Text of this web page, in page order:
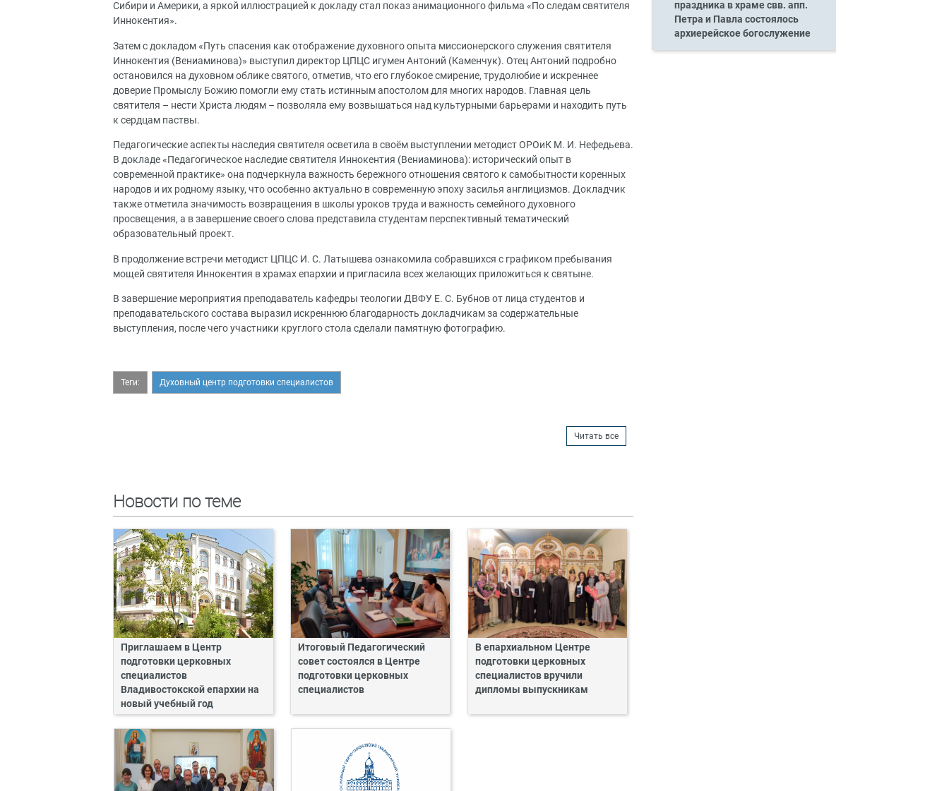
Сибири и Америки, а яркой иллюстрацией к докладу стал показ анимационного фильма «По следам святителя
Иннокентия».
Затем с докладом «Путь спасения как отображение духовного опыта миссионерского служения святителя
Иннокентия (Вениаминова)» выступил директор ЦПЦС игумен Антоний (Каменчук). Отец Антоний подробно
остановился на духовном облике святого, отметив, что его глубокое смирение, трудолюбие и искреннее
доверие Промыслу Божию помогли ему стать истинным апостолом для многих народов. Главная цель
святителя – нести Христа людям – позволяла ему возвышаться над культурными барьерами и находить путь
к сердцам паствы.
Педагогические аспекты наследия святителя осветила в своём выступлении методист ОРОиК М. И. Нефедьева.
В докладе «Педагогическое наследие святителя Иннокентия (Вениаминова): исторический опыт в
современной практике» она подчеркнула важность бережного отношения святого к самобытности коренных
народов и их родному языку, что особенно актуально в современную эпоху засилья англицизмов. Докладчик
также отметила значимость возвращения в школы уроков труда и важность семейного духовного
просвещения, а в завершение своего слова представила студентам перспективный тематический
образовательный проект.
В продолжение встречи методист ЦПЦС И. С. Латышева ознакомила собравшихся с графиком пребывания
мощей святителя Иннокентия в храмах епархии и пригласила всех желающих приложиться к святыне.
В завершение мероприятия преподаватель кафедры теологии ДВФУ Е. С. Бубнов от лица студентов и
преподавательского состава выразил искреннюю благодарность докладчикам за содержательные
выступления, после чего участники круглого стола сделали памятную фотографию.
Теги: Духовный центр подготовки специалистов
Читать все
Новости по теме
Приглашаем в Центр
подготовки церковных
специалистов
Владивостокской епархии на
новый учебный год
Итоговый Педагогический
совет состоялся в Центре
подготовки церковных
специалистов
В епархиальном Центре
подготовки церковных
специалистов вручили
дипломы выпускникам
праздника в храме свв. апп.
Петра и Павла состоялось
архиерейское богослужение